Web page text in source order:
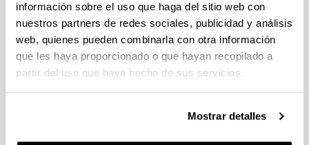
información sobre el uso que haga del sitio web con
nuestros partners de redes sociales, publicidad y análisis
web, quienes pueden combinarla con otra información
que les haya proporcionado o que hayan recopilado a
partir del uso que haya hecho de sus servicios.
Mostrar detalles
Gluten-free products: Do we need to update our
knowledge?
Efecto de una intervención dietética en el
consumo de alimentos ultraprocesados en
niños/as con enfermedad celiaca
Alfa-amilasa eta tripsina inhibitzaileak irinetan:
zeharkako detekzio protokolo baten diseinua eta